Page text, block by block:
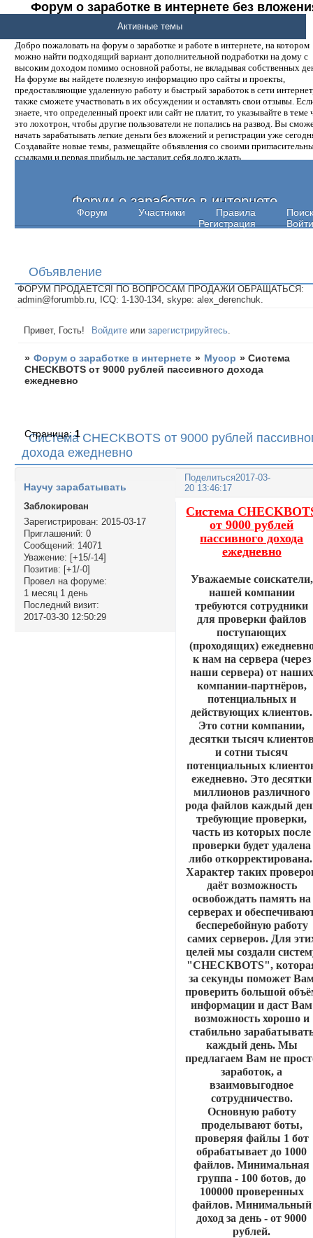
Форум о заработке в интернете без
денег.
Добро пожаловать на форум о заработке и работе в интернете, на котором
можно найти подходящий вариант дополнительной подработки на дому с
высоким доходом помимо основной работы, не вкладывая собственных
На форуме вы найдете полезную информацию про сайты и проекты,
предоставляющие удаленную работу и быстрый заработок в сети
также сможете участвовать в их обсуждении и оставлять свои отзывы.
знаете, что определенный проект или сайт не платит, то указывайте в теме
это лохотрон, чтобы другие пользователи не попались на развод. Вы
начать зарабатывать легкие деньги без вложений и регистрации уже
Создавайте новые темы, размещайте объявления со своими
ссылками и первая прибыль не заставит себя долго ждать.
Форум о заработке в интернете
Форум Участники Правила
Поиск
Регистрация
Войти
Активные темы
Объявление
ФОРУМ ПРОДАЕТСЯ! ПО ВОПРОСАМ ПРОДАЖИ ОБРАЩАТЬСЯ:
admin@forumbb.ru, ICQ: 1-130-134, skype: alex_derenchuk.
Привет, Гость! Войдите илизарегистрируйтесь
» Форум о заработке в интернете » Мусор »Система
CHECKBOTS от 9000 рублей пассивного дохода
ежедневно
Система CHECKBOTS от 9000 рублей
дохода ежедневно
Страница:1
Поделиться2017-03-
20 13:46:17
Научу зарабатывать
Заблокирован
Зарегистрирован: 2015-03-17
Приглашений: 0
Сообщений: 14071
Уважение: [+15/-14]
Позитив: [+1/-0]
Провел на форуме:
1 месяц 1 день
Последний визит:
2017-03-30 12:50:29
Система
от 9000 рублей
пассивного дохода
ежедневно
Уважаемые соискатели,
нашей компании
требуются сотрудники
для проверки файлов
поступающих
(проходящих)
к нам на сервера (через
наши сервера) от наших
компании-партнёров,
потенциальных и
действующих клиентов.
Это сотни компании,
десятки тысяч
и сотни тысяч
потенциальных
ежедневно. Это десятки
миллионов различного
рода файлов каждый
требующие проверки,
часть из которых после
проверки будет удалена
либо
Характер таких
даёт возможность
освобождать память на
серверах и
бесперебойную работу
самих серверов. Для
целей мы создали
"CHECKBOTS",
за секунды поможет
проверить большой
информации и даст Вам
возможность хорошо и
стабильно
каждый день. Мы
предлагаем Вам не
заработок, а
взаимовыгодное
сотрудничество.
Основную работу
проделывают боты,
проверяя файлы 1 бот
обрабатывает до 1000
файлов. Минимальная
группа - 100 ботов, до
100000 проверенных
файлов. Минимальный
доход за день - от 9000
рублей.